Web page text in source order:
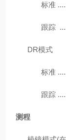
标准
跟踪
DR模式
标准
跟踪
测程